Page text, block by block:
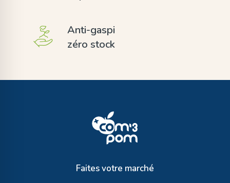
Anti-gaspi
zéro stock
Faites votre marché